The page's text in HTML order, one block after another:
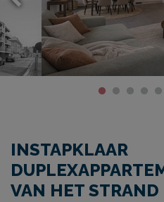
INSTAPKLAAR
VAN HET STRAND